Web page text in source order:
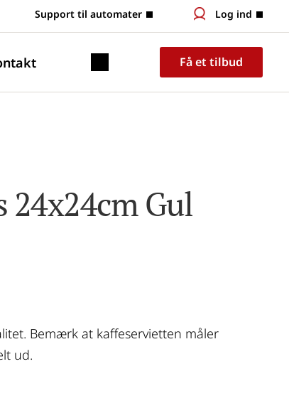
Support til automater Log ind
Få et tilbud
24x24cm Gul
Bemærk at kaffeservietten måler
ud.